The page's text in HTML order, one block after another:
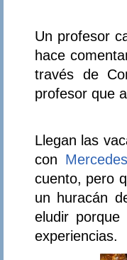
Un profesor
hace
través de
profesor que
Llegan las
con
cuento, pero
un huracán
eludir
experiencias.